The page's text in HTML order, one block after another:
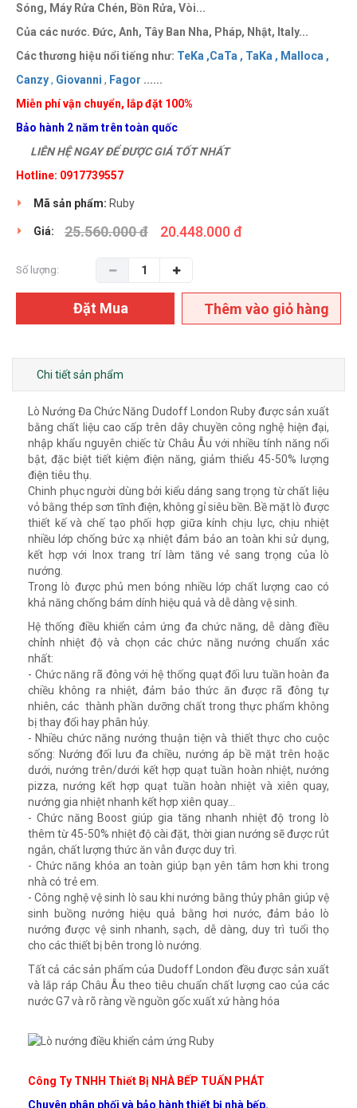
Sóng, Máy Rửa Chén, Bồn Rửa, Vòi...
Của các nước. Đức, Anh, Tây Ban Nha, Pháp, Nhật, Italy...
Các thương hiệu nổi tiếng như: TeKa ,CaTa , TaKa , Malloca ,
Canzy, Giovanni , Fagor ......
Miễn phí vận chuyển, lắp đặt 100%
Bảo hành 2 năm trên toàn quốc
LIÊN HỆ NGAY ĐỂ ĐƯỢC GIÁ TỐT NHẤT
Hotline: 0917739557
Mã sản phẩm: Ruby
Giá: 25.560.000 đ 20.448.000 đ
Số lượng:
Đặt Mua Thêm vào giỏ hàng
Chi tiết sản phẩm
Lò Nướng Đa Chức Năng Dudoff London Ruby được sản xuất
bằng chất liệu cao cấp trên dây chuyền công nghệ hiện đại,
nhập khẩu nguyên chiếc từ Châu Âu với nhiều tính năng nổi
bật, đặc biệt tiết kiệm điện năng, giảm thiểu 45-50% lượng
điện tiêu thụ.
Chinh phục người dùng bởi kiểu dáng sang trọng từ chất liệu
vỏ bằng thép sơn tĩnh điện, không gỉ siêu bền. Bề mặt lò được
thiết kế và chế tạo phối hợp giữa kính chịu lực, chịu nhiệt
nhiều lớp chống bức xạ nhiệt đảm bảo an toàn khi sử dụng,
kết hợp với Inox trang trí làm tăng vẻ sang trọng của lò
nướng.
Trong lò được phủ men bóng nhiều lớp chất lượng cao có
khả năng chống bám dính hiệu quả và dễ dàng vệ sinh.
Hệ thống điều khiển cảm ứng đa chức năng, dễ dàng điều
chỉnh nhiệt độ và chọn các chức năng nướng chuẩn xác
nhất:
- Chức năng rã đông với hệ thống quạt đối lưu tuần hoàn đa
chiều không ra nhiệt, đảm bảo thức ăn được rã đông tự
nhiên, các thành phần dưỡng chất trong thực phẩm không
bị thay đổi hay phân hủy.
- Nhiều chức năng nướng thuận tiện và thiết thực cho cuộc
sống: Nướng đối lưu đa chiều, nướng áp bề mặt trên hoặc
dưới, nướng trên/dưới kết hợp quạt tuần hoàn nhiệt, nướng
pizza, nướng kết hợp quạt tuần hoàn nhiệt và xiên quay,
nướng gia nhiệt nhanh kết hợp xiên quay...
- Chức năng Boost giúp gia tăng nhanh nhiệt độ trong lò
thêm từ 45-50% nhiệt độ cài đặt, thời gian nướng sẽ được rút
ngắn, chất lượng thức ăn vẫn được duy trì.
- Chức năng khóa an toàn giúp bạn yên tâm hơn khi trong
nhà có trẻ em.
- Công nghệ vệ sinh lò sau khi nướng bằng thủy phân giúp vệ
sinh buồng nướng hiệu quả bằng hơi nước, đảm bảo lò
nướng được vệ sinh nhanh, sạch, dễ dàng, duy trì tuổi thọ
cho các thiết bị bên trong lò nướng.
Tất cả các sản phẩm của Dudoff London đều được sản xuất
và lắp ráp Châu Âu theo tiêu chuẩn chất lượng cao của các
nước G7 và rõ ràng về nguồn gốc xuất xứ hàng hóa
Công Ty TNHH Thiết Bị NHÀ BẾP TUẤN PHÁT
Chuyên phân phối và bảo hành thiết bị nhà bếp.